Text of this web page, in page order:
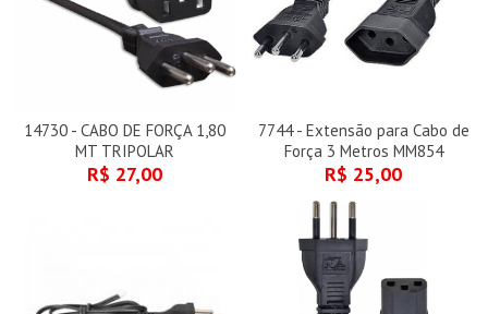
14730 - CABO DE FORÇA 1,80
MT TRIPOLAR
R$ 27,00
7744 - Extensão para Cabo de
Força 3 Metros MM854
R$ 25,00